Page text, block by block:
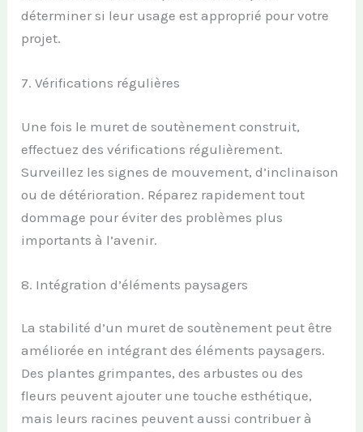
déterminer si leur usage est approprié pour votre
projet.
7. Vérifications régulières
Une fois le muret de soutènement construit,
effectuez des vérifications régulièrement.
Surveillez les signes de mouvement, d’inclinaison
ou de détérioration. Réparez rapidement tout
dommage pour éviter des problèmes plus
importants à l’avenir.
8. Intégration d’éléments paysagers
La stabilité d’un muret de soutènement peut être
améliorée en intégrant des éléments paysagers.
Des plantes grimpantes, des arbustes ou des
fleurs peuvent ajouter une touche esthétique,
mais leurs racines peuvent aussi contribuer à